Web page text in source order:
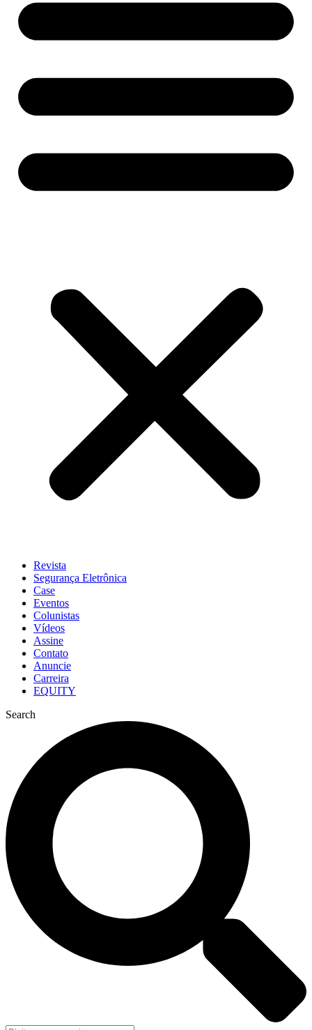
Revista
Segurança Eletrônica
Case
Eventos
Colunistas
Vídeos
Assine
Contato
Anuncie
Carreira
EQUITY
Search